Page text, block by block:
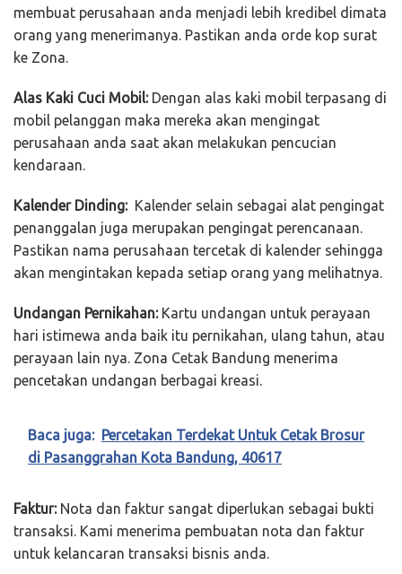
membuat perusahaan anda menjadi lebih kredibel dimata
orang yang menerimanya. Pastikan anda orde kop surat
ke Zona.
Alas Kaki Cuci Mobil:Dengan alas kaki mobil terpasang di
mobil pelanggan maka mereka akan mengingat
perusahaan anda saat akan melakukan pencucian
kendaraan.
Kalender Dinding:Kalender selain sebagai alat pengingat
penanggalan juga merupakan pengingat perencanaan.
Pastikan nama perusahaan tercetak di kalender sehingga
akan mengintakan kepada setiap orang yang melihatnya.
Undangan Pernikahan:Kartu undangan untuk perayaan
hari istimewa anda baik itu pernikahan, ulang tahun, atau
perayaan lain nya. Zona Cetak Bandung menerima
pencetakan undangan berbagai kreasi.
Baca juga: Percetakan Terdekat Untuk Cetak Brosur
di Pasanggrahan Kota Bandung, 40617
Faktur:Nota dan faktur sangat diperlukan sebagai bukti
transaksi. Kami menerima pembuatan nota dan faktur
untuk kelancaran transaksi bisnis anda.